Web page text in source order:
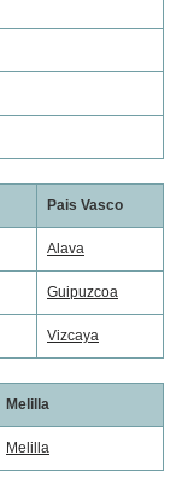
Pais Vasco
Alava
Guipuzcoa
Vizcaya
Melilla
Melilla